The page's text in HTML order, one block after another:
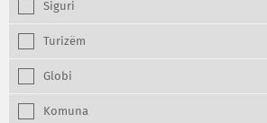
Siguri
Turizëm
Globi
Komuna